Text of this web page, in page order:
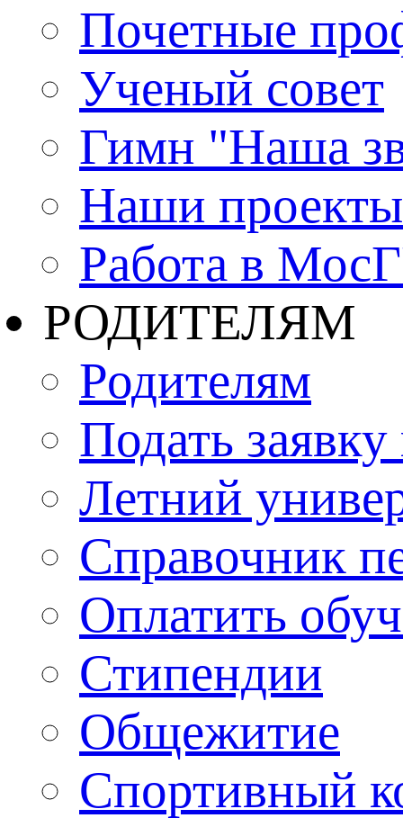
Почетные
Ученый совет
Гимн "Наша
Наши проекты
Работа в
РОДИТЕЛЯМ
Родителям
Подать
Летний
Справочник
Оплатить
Стипендии
Общежитие
Спортивный